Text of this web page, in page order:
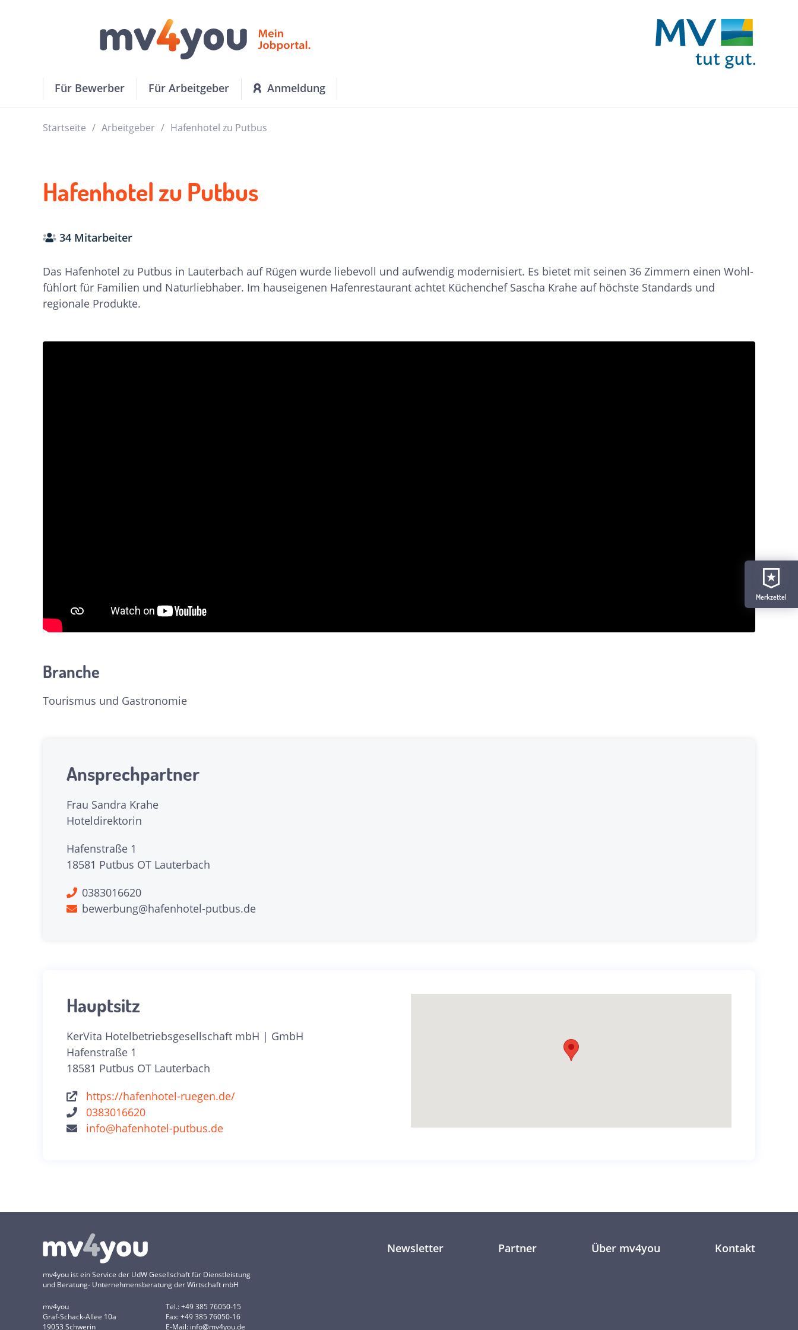
Für Bewerber Für Arbeitgeber Anmeldung
Startseite Arbeitgeber Hafenhotel zu Putbus
Merkzettel
Hafenhotel zu Putbus
34 Mitarbeiter
Das Hafen­hotel zu Putbus in Lauter­bach auf Rügen wurde liebe­voll und auf­wendig modernisiert. Es bietet mit seinen 36 Zimmern einen Wohl­
fühl­ort für Familien und Natur­liebhaber. Im haus­eigenen Hafen­restaurant achtet Küchen­chef Sascha Krahe auf höchste Standards und
regionale Produkte.
Branche
Tourismus und Gastronomie
Ansprechpartner
Frau Sandra Krahe
Hoteldirektorin
Hafenstraße 1
18581 Putbus OT Lauterbach
0383016620
bewerbung@hafenhotel-putbus.de
Hauptsitz
KerVita Hotelbetriebsgesellschaft mbH | GmbH
Hafenstraße 1
18581 Putbus OT Lauterbach
https://hafenhotel-ruegen.de/
0383016620
info@hafenhotel-putbus.de
mv4you ist ein Service der UdW Gesellschaft für Dienstleistung
und Beratung- Unternehmensberatung der Wirtschaft mbH
mv4you
Graf-Schack-Allee 10a
19053 Schwerin
Tel.: +49 385 76050-15
Fax: +49 385 76050-16
E-Mail: info@mv4you.de
Newsletter Partner Über mv4you Kontakt